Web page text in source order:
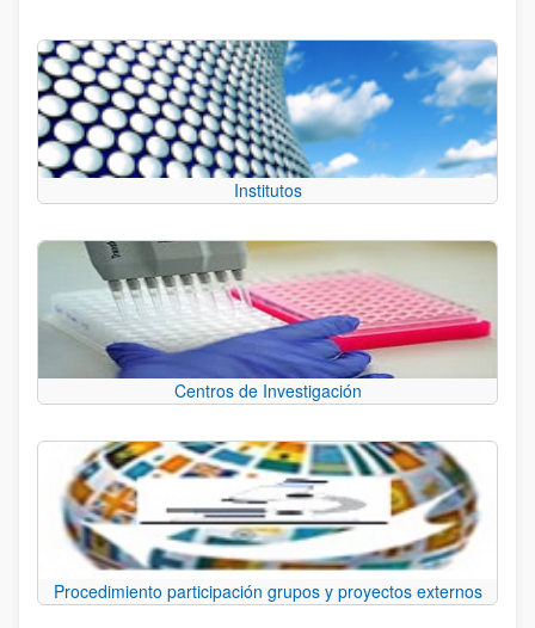
Institutos
Centros de Investigación
Procedimiento participación grupos y proyectos externos